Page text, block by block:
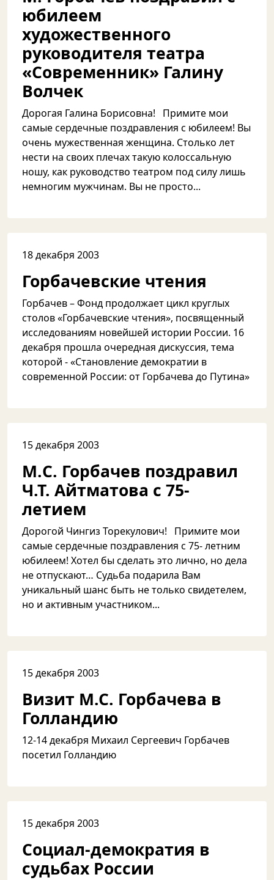
юбилеем
художественного
руководителя театра
«Современник» Галину
Волчек
Дорогая Галина Борисовна! Примите мои
самые сердечные поздравления с юбилеем! Вы
очень мужественная женщина. Столько лет
нести на своих плечах такую колоссальную
ношу, как руководство театром под силу лишь
немногим мужчинам. Вы не просто...
18 декабря 2003
Горбачевские чтения
Горбачев – Фонд продолжает цикл круглых
столов «Горбачевские чтения», посвященный
исследованиям новейшей истории России. 16
декабря прошла очередная дискуссия, тема
которой - «Становление демократии в
современной России: от Горбачева до Путина»
15 декабря 2003
М.C. Горбачев поздравил
Ч.Т. Айтматова с 75-
летием
Дорогой Чингиз Торекулович! Примите мои
самые сердечные поздравления с 75- летним
юбилеем! Хотел бы сделать это лично, но дела
не отпускают… Судьба подарила Вам
уникальный шанс быть не только свидетелем,
но и активным участником...
15 декабря 2003
Визит М.С. Горбачева в
Голландию
12-14 декабря Михаил Сергеевич Горбачев
посетил Голландию
15 декабря 2003
Социал-демократия в
судьбах России